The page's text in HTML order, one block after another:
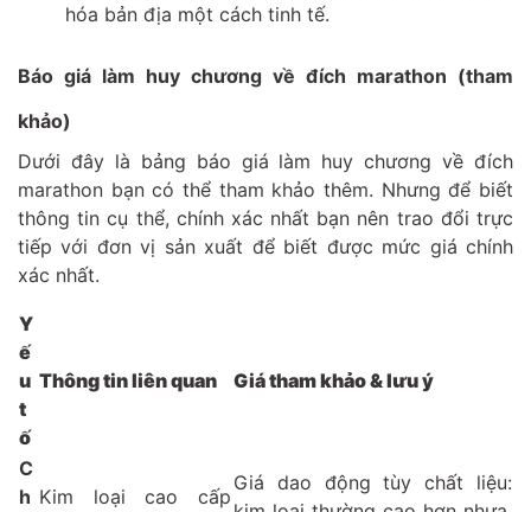
hóa bản địa một cách tinh tế.
Báo giá làm huy chương về đích marathon (tham
khảo)
Dưới đây là bảng báo giá làm huy chương về đích
marathon bạn có thể tham khảo thêm. Nhưng để biết
thông tin cụ thể, chính xác nhất bạn nên trao đổi trực
tiếp với đơn vị sản xuất để biết được mức giá chính
xác nhất.
Y
ế
u
t
ố
Thông tin liên quan Giá tham khảo & lưu ý
C
h Kim loại cao cấp
Giá dao động tùy chất liệu: